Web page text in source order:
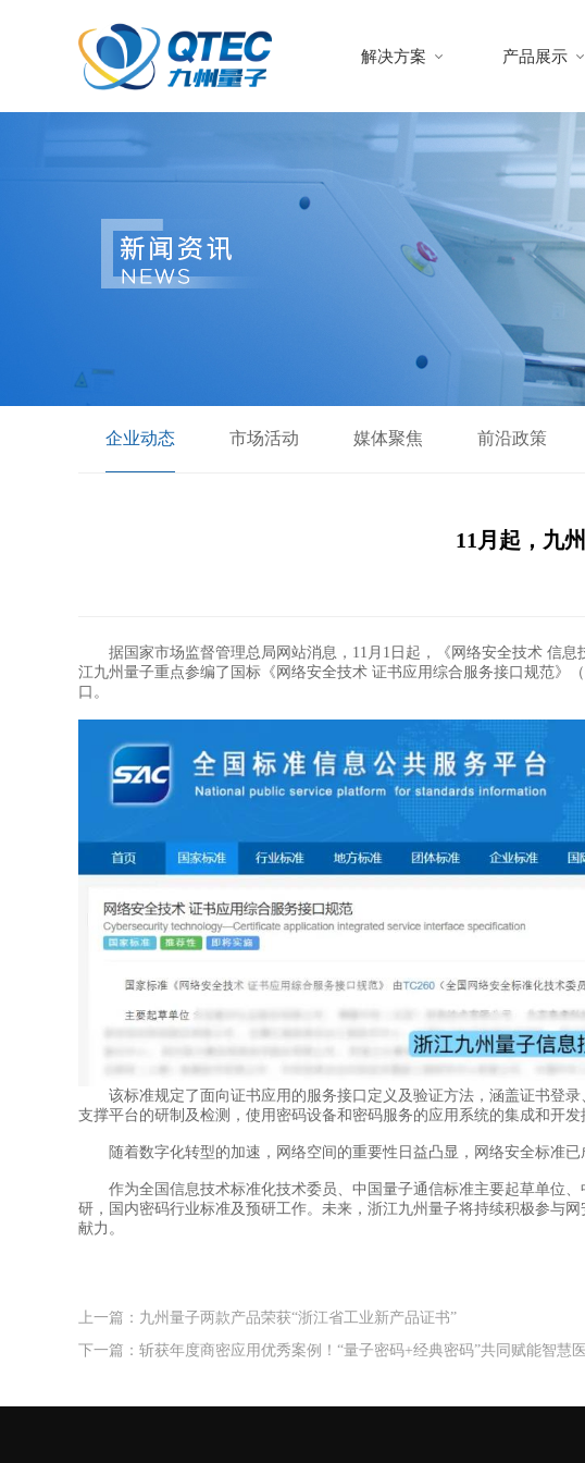
解决方案 产品展示
企业动态 市场活动 媒体聚焦 前沿政策
11月起，九
据国家市场监督管理总局网站消息，11月1日起，《网络安全技术 信息
江九州量子重点参编了国标《网络安全技术 证书应用综合服务接口规范》
口。
该标准规定了面向证书应用的服务接口定义及验证方法，涵盖证书登录
支撑平台的研制及检测，使用密码设备和密码服务的应用系统的集成和开发
随着数字化转型的加速，网络空间的重要性日益凸显，网络安全标准已
作为全国信息技术标准化技术委员、中国量子通信标准主要起草单位、
研，国内密码行业标准及预研工作。未来，浙江九州量子将持续积极参与
献力。
上一篇：九州量子两款产品荣获“浙江省工业新产品证书”
下一篇：斩获年度商密应用优秀案例！“量子密码+经典密码”共同赋能智慧